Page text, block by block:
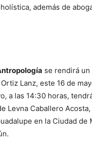
además de
se rendirá un
Lanz, este 16 de
a las 14:30 horas,
Levna Caballero
en la Ciudad